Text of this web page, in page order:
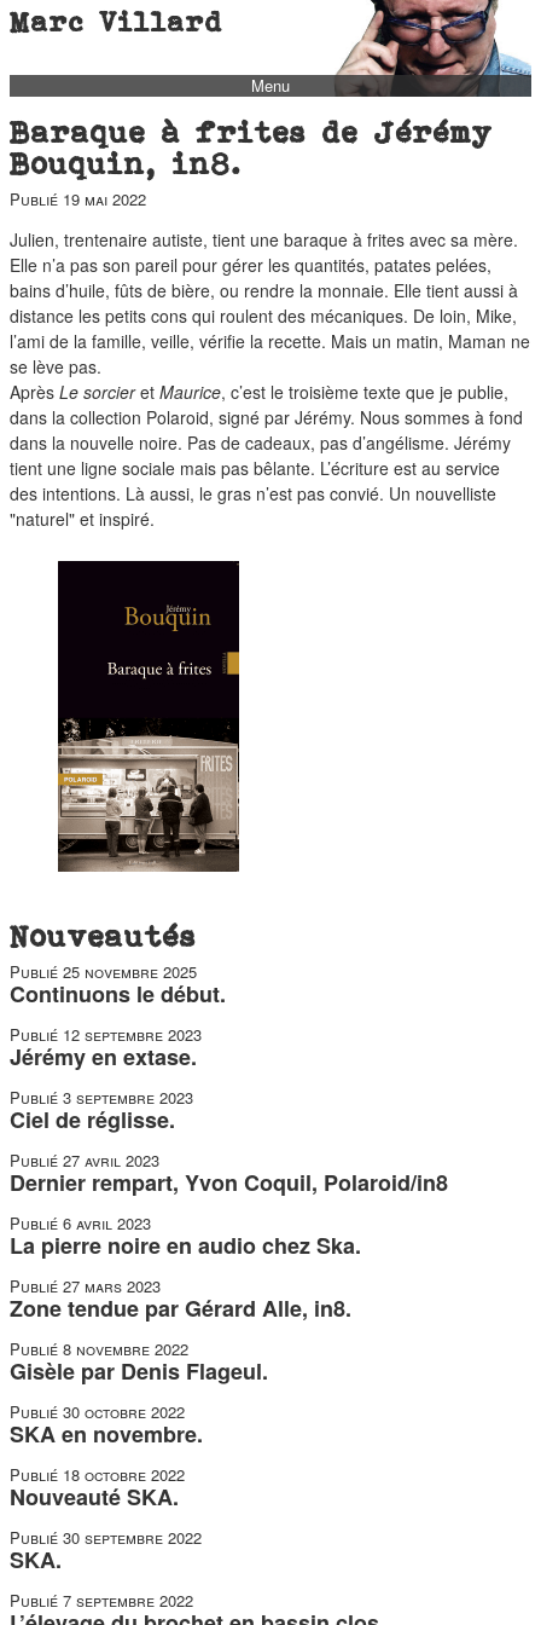
Marc Villard
Menu
bio
barbès
music
autofiction
interviews
polaroid
famille
blog
short stories
Baraque à frites de Jérémy
Bouquin, in8.
Publié 19 mai 2022
Julien, trentenaire autiste, tient une baraque à frites avec sa mère.
Elle n’a pas son pareil pour gérer les quantités, patates pelées,
bains d’huile, fûts de bière, ou rendre la monnaie. Elle tient aussi à
distance les petits cons qui roulent des mécaniques. De loin, Mike,
l’ami de la famille, veille, vérifie la recette. Mais un matin, Maman ne
se lève pas.
Après Le sorcieret Maurice, c’est le troisième texte que je publie,
dans la collection Polaroid, signé par Jérémy. Nous sommes à fond
dans la nouvelle noire. Pas de cadeaux, pas d’angélisme. Jérémy
tient une ligne sociale mais pas bêlante. L’écriture est au service
des intentions. Là aussi, le gras n’est pas convié. Un nouvelliste
"naturel" et inspiré.
Nouveautés
Publié 25 novembre 2025
Continuons le début.
Publié 12 septembre 2023
Jérémy en extase.
Publié 3 septembre 2023
Ciel de réglisse.
Publié 27 avril 2023
Dernier rempart, Yvon Coquil, Polaroid/in8
Publié 6 avril 2023
La pierre noire en audio chez Ska.
Publié 27 mars 2023
Zone tendue par Gérard Alle, in8.
Publié 8 novembre 2022
Gisèle par Denis Flageul.
Publié 30 octobre 2022
SKA en novembre.
Publié 18 octobre 2022
Nouveauté SKA.
Publié 30 septembre 2022
SKA.
Publié 7 septembre 2022